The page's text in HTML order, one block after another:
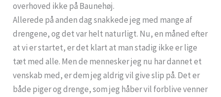
overhoved ikke på Baunehøj.
Allerede på anden dag snakkede jeg med mange af
drengene, og det var helt naturligt. Nu, en måned efter
at vi er startet, er det klart at man stadig ikke er lige
tæt med alle. Men de mennesker jeg nu har dannet et
venskab med, er dem jeg aldrig vil give slip på. Det er
både piger og drenge, som jeg håber vil forblive venner